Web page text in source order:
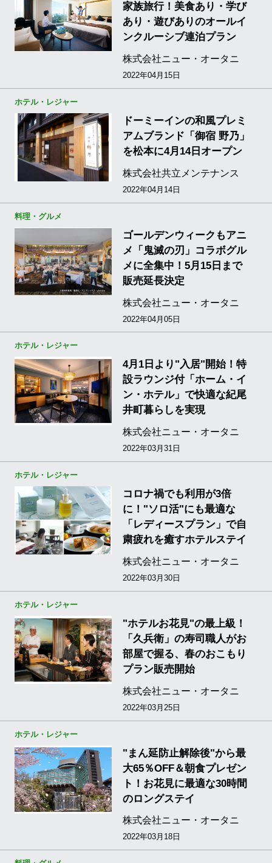
家族旅行！美食あり・学び
あり・遊びありのオールイ
ンクルーシブ連泊プラン
株式会社ニュー・オータニ
2022年04月15日
ホテル・レジャー
ドーミーインの和風プレミ
アムブランド「御宿 野乃」
を松本に4月14日オープン
株式会社共立メンテナンス
2022年04月14日
料理・グルメ
ゴールデンウィークもアニ
メ「鬼滅の刃」コラボグル
メに全集中！5月15日まで
販売延長決定
株式会社ニュー・オータニ
2022年04月05日
ホテル・レジャー
4月1日より"入居"開始！特
設ラウンジ付「ホーム・イ
ン・ホテル」で快適な紀尾
井町暮らしを実現
株式会社ニュー・オータニ
2022年03月31日
ホテル・レジャー
コロナ禍でも利用が3倍
に！"ソロ活"にも最適な
「レディースプラン」で自
粛疲れを癒すホテルステイ
株式会社ニュー・オータニ
2022年03月30日
ホテル・レジャー
"ホテルお花見"の最上級！
「久兵衛」の寿司職人がお
部屋で握る、春のおこもり
プラン販売開始
株式会社ニュー・オータニ
2022年03月25日
ホテル・レジャー
"まん延防止解除後"から最
大65％OFF＆朝食プレゼン
ト！お花見に最適な30時間
のロングステイ
株式会社ニュー・オータニ
2022年03月18日